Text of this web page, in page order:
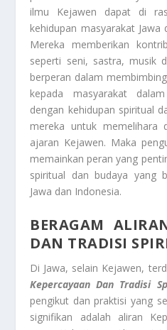
ilmu Kejawen dapat di
kehidupan masyarakat Jawa
Mereka memberikan
seperti seni, sastra, musik
berperan dalam
kepada masyarakat
dengan kehidupan spiritual
mereka untuk memelihara
ajaran Kejawen. Maka
memainkan peran yang
spiritual dan budaya yang
Jawa dan Indonesia.
BERAGAM
DAN TRADISI
Di Jawa, selain Kejawen,
Kepercayaan Dan Tradisi
pengikut dan praktisi yang
signifikan adalah aliran